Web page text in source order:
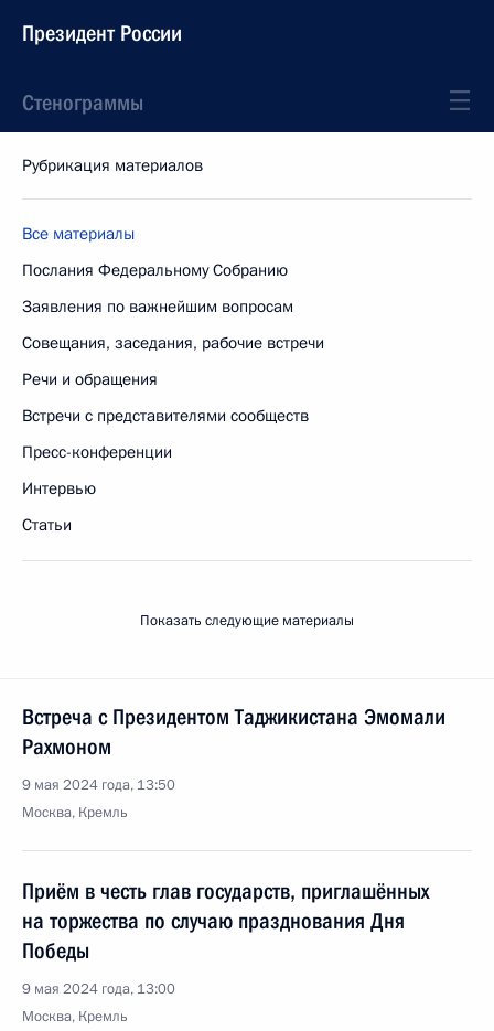
Президент России
Стенограммы
Рубрикация материалов
Все материалы
Послания Федеральному Собранию
Заявления по важнейшим вопросам
Совещания, заседания, рабочие встречи
Речи и обращения
Встречи с представителями сообществ
Пресс-конференции
Интервью
Статьи
Показать следующие материалы
Встреча с Президентом Таджикистана Эмомали
Рахмоном
9 мая 2024 года, 13:50
Москва, Кремль
Приём в честь глав государств, приглашённых
на торжества по случаю празднования Дня
Победы
9 мая 2024 года, 13:00
Москва, Кремль